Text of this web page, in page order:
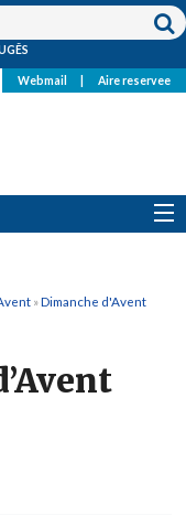
Webmail Aire reservee
»Dimanche d'Avent